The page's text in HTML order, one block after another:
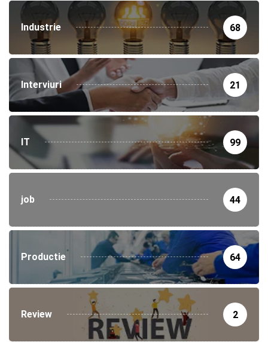
Industrie 68
Interviuri 21
IT 99
job 44
Productie 64
Review 2